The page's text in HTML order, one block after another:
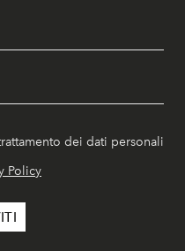
dei dati personali
Policy